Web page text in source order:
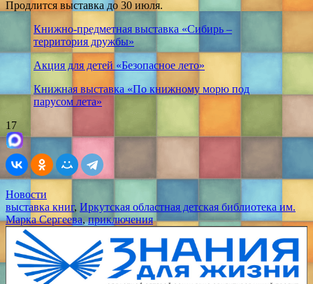
Продлится выставка до 30 июля.
Книжно-предметная выставка «Сибирь –
территория дружбы»
Акция для детей «Безопасное лето»
Книжная выставка «По книжному морю под
парусом лета»
17
Новости
выставка книг, Иркутская областная детская библиотека им.
Марка Сергеева,приключения